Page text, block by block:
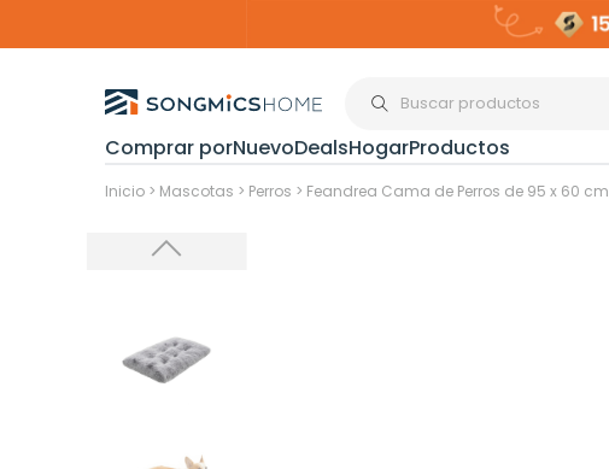
Comprar porNuevoDealsHogarProductos
Organización del hogar>
Inicio > Mascotas > Perros > Feandrea Cama de Perros de 95 x 60 cm